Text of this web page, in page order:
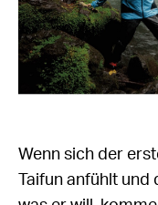
Wenn sich der
Taifun anfühlt